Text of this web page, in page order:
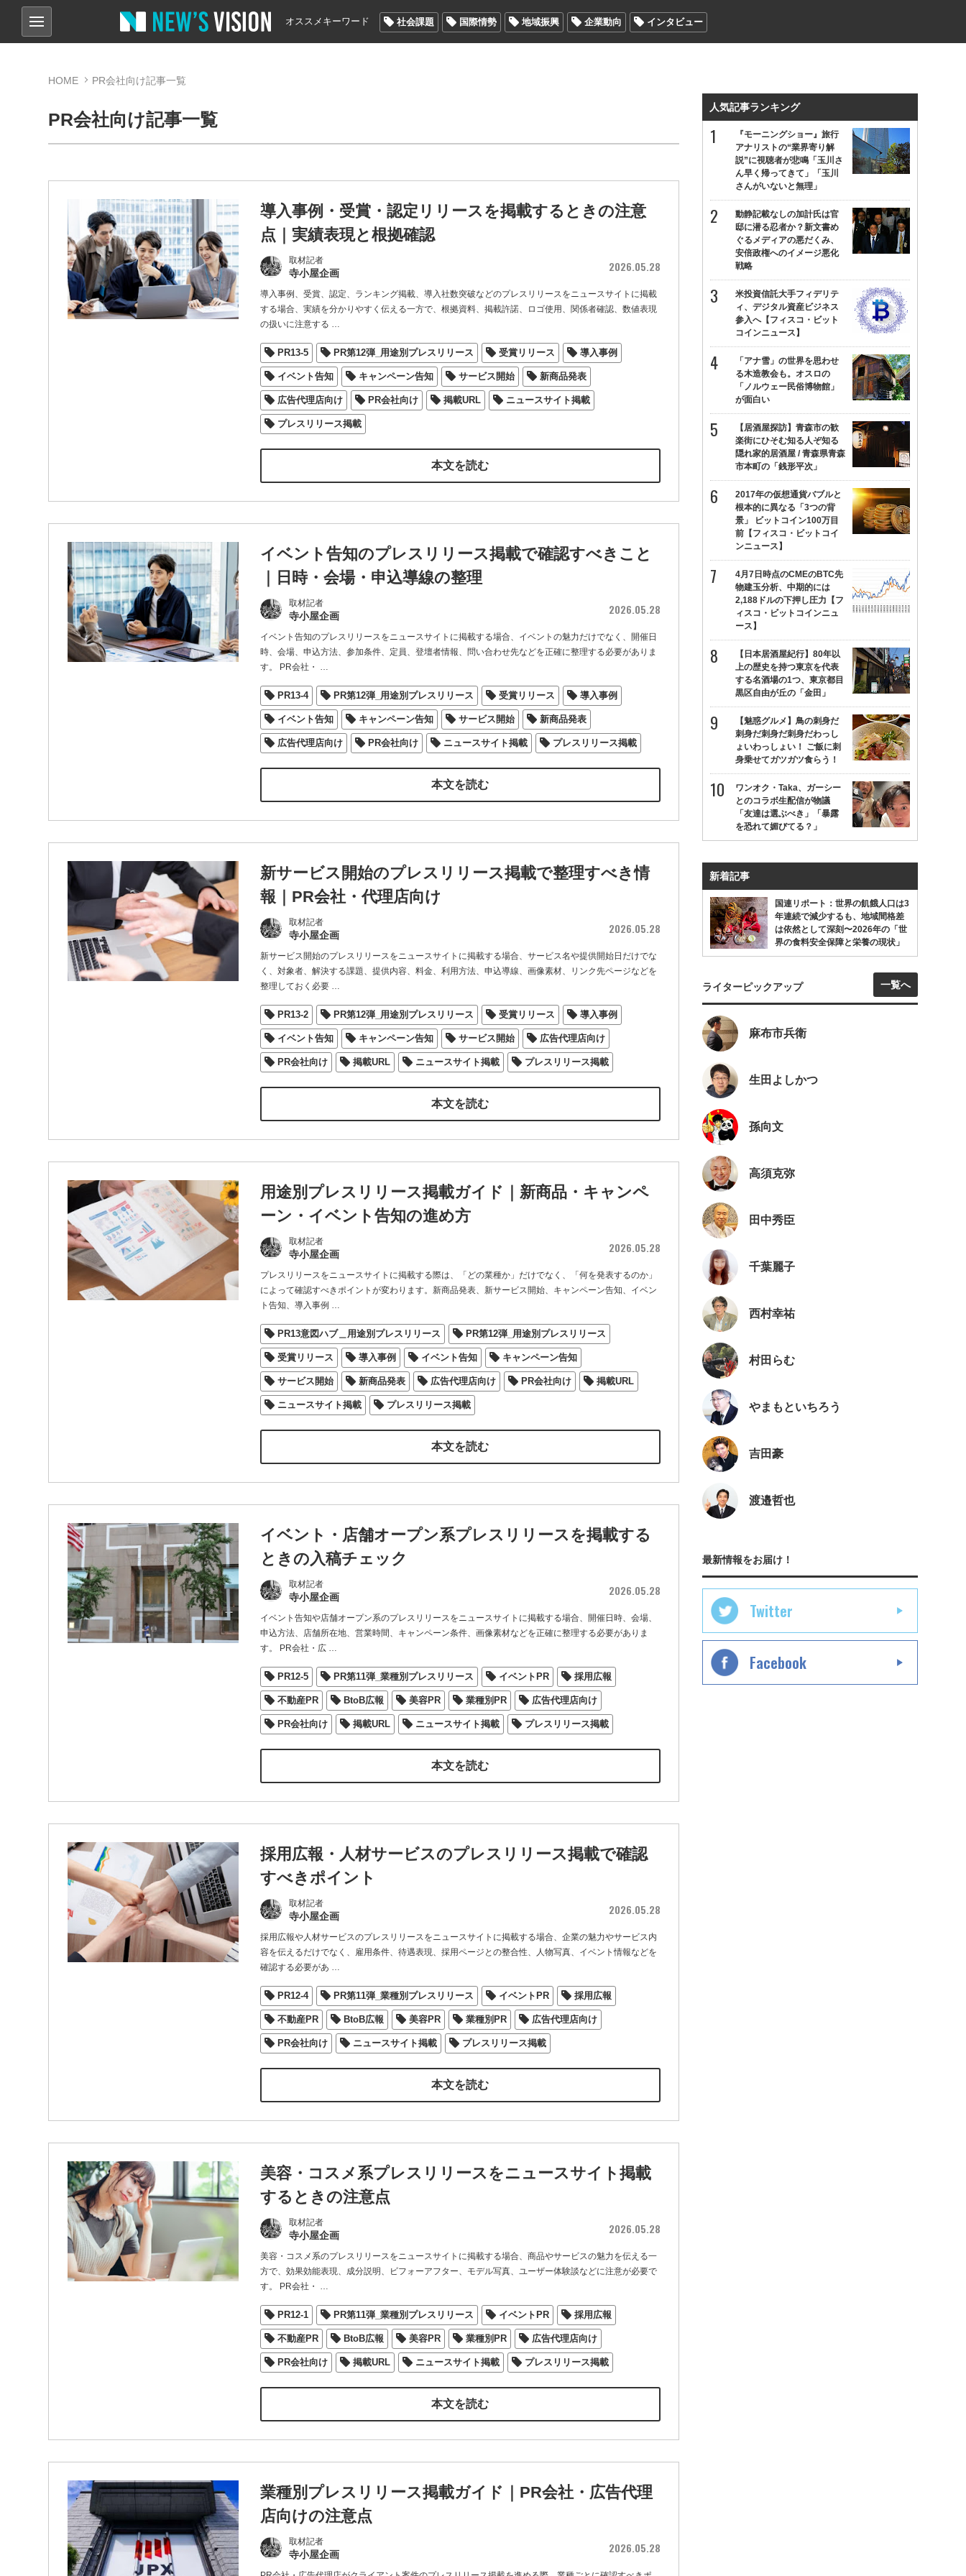
オススメキーワード 社会課題 国際情勢 地域振興 企業動向 インタビュー
HOME PR会社向け記事一覧
PR会社向け記事一覧
導入事例・受賞・認定リリースを掲載するときの注意
点｜実績表現と根拠確認
取材記者
寺小屋企画 2026.05.28
導入事例、受賞、認定、ランキング掲載、導入社数突破などのプレスリリースをニュースサイトに掲載
する場合、実績を分かりやすく伝える一方で、根拠資料、掲載許諾、ロゴ使用、関係者確認、数値表現
の扱いに注意する …
PR13-5 PR第12弾_用途別プレスリリース 受賞リリース 導入事例
イベント告知 キャンペーン告知 サービス開始 新商品発表
広告代理店向け PR会社向け 掲載URL ニュースサイト掲載
プレスリリース掲載
本文を読む
イベント告知のプレスリリース掲載で確認すべきこと
｜日時・会場・申込導線の整理
取材記者
寺小屋企画 2026.05.28
イベント告知のプレスリリースをニュースサイトに掲載する場合、イベントの魅力だけでなく、開催日
時、会場、申込方法、参加条件、定員、登壇者情報、問い合わせ先などを正確に整理する必要がありま
す。 PR会社・
…
PR13-4 PR第12弾_用途別プレスリリース 受賞リリース 導入事例
イベント告知 キャンペーン告知 サービス開始 新商品発表
広告代理店向け PR会社向け ニュースサイト掲載 プレスリリース掲載
本文を読む
新サービス開始のプレスリリース掲載で整理すべき情
報｜PR会社・代理店向け
取材記者
寺小屋企画 2026.05.28
新サービス開始のプレスリリースをニュースサイトに掲載する場合、サービス名や提供開始日だけでな
く、対象者、解決する課題、提供内容、料金、利用方法、申込導線、画像素材、リンク先ページなどを
整理しておく必要…
PR13-2 PR第12弾_用途別プレスリリース 受賞リリース 導入事例
イベント告知 キャンペーン告知 サービス開始 広告代理店向け
PR会社向け 掲載URL ニュースサイト掲載 プレスリリース掲載
本文を読む
用途別プレスリリース掲載ガイド｜新商品・キャンペ
ーン・イベント告知の進め方
取材記者
寺小屋企画 2026.05.28
プレスリリースをニュースサイトに掲載する際は、「どの業種か」だけでなく、「何を発表するのか」
によって確認すべきポイントが変わります。新商品発表、新サービス開始、キャンペーン告知、イベン
ト告知、導入事例 …
PR13意図ハブ＿用途別プレスリリース PR第12弾_用途別プレスリリース
受賞リリース 導入事例 イベント告知 キャンペーン告知
サービス開始 新商品発表 広告代理店向け PR会社向け 掲載URL
ニュースサイト掲載 プレスリリース掲載
本文を読む
イベント・店舗オープン系プレスリリースを掲載する
ときの入稿チェック
取材記者
寺小屋企画 2026.05.28
イベント告知や店舗オープン系のプレスリリースをニュースサイトに掲載する場合、開催日時、会場、
申込方法、店舗所在地、営業時間、キャンペーン条件、画像素材などを正確に整理する必要がありま
す。 PR会社・広…
PR12-5 PR第11弾_業種別プレスリリース イベントPR 採用広報
不動産PR BtoB広報 美容PR 業種別PR 広告代理店向け
PR会社向け 掲載URL ニュースサイト掲載 プレスリリース掲載
本文を読む
採用広報・人材サービスのプレスリリース掲載で確認
すべきポイント
取材記者
寺小屋企画 2026.05.28
採用広報や人材サービスのプレスリリースをニュースサイトに掲載する場合、企業の魅力やサービス内
容を伝えるだけでなく、雇用条件、待遇表現、採用ページとの整合性、人物写真、イベント情報などを
確認する必要があ …
PR12-4 PR第11弾_業種別プレスリリース イベントPR 採用広報
不動産PR BtoB広報 美容PR 業種別PR 広告代理店向け
PR会社向け ニュースサイト掲載 プレスリリース掲載
本文を読む
美容・コスメ系プレスリリースをニュースサイト掲載
するときの注意点
取材記者
寺小屋企画 2026.05.28
美容・コスメ系のプレスリリースをニュースサイトに掲載する場合、商品やサービスの魅力を伝える一
方で、効果効能表現、成分説明、ビフォーアフター、モデル写真、ユーザー体験談などに注意が必要で
す。 PR会社・
…
PR12-1 PR第11弾_業種別プレスリリース イベントPR 採用広報
不動産PR BtoB広報 美容PR 業種別PR 広告代理店向け
PR会社向け 掲載URL ニュースサイト掲載 プレスリリース掲載
本文を読む
業種別プレスリリース掲載ガイド｜PR会社・広告代理
店向けの注意点
取材記者
寺小屋企画 2026.05.28
人気記事ランキング
『モーニングショー』旅行
アナリストの“業界寄り解
説”に視聴者が悲鳴「玉川さ
ん早く帰ってきて」「玉川
さんがいないと無理」
動静記載なしの加計氏は官
邸に潜る忍者か？新文書め
ぐるメディアの悪だくみ、
安倍政権へのイメージ悪化
戦略
米投資信託大手フィデリテ
ィ、デジタル資産ビジネス
参入へ【フィスコ・ビット
コインニュース】
「アナ雪」の世界を思わせ
る木造教会も。オスロの
「ノルウェー民俗博物館」
が面白い
【居酒屋探訪】青森市の歓
楽街にひそむ知る人ぞ知る
隠れ家的居酒屋 / 青森県青森
市本町の「銭形平次」
2017年の仮想通貨バブルと
根本的に異なる「3つの背
景」 ビットコイン100万目
前【フィスコ・ビットコイ
ンニュース】
4月7日時点のCMEのBTC先
物建玉分析、中期的には
2,188ドルの下押し圧力【フ
ィスコ・ビットコインニュ
ース】
【日本居酒屋紀行】80年以
上の歴史を持つ東京を代表
する名酒場の1つ、東京都目
黒区自由が丘の「金田」
【魅惑グルメ】鳥の刺身だ
刺身だ刺身だ刺身だわっし
ょいわっしょい！ ご飯に刺
身乗せてガツガツ食らう！
ワンオク・Taka、ガーシー
とのコラボ生配信が物議
「友達は選ぶべき」「暴露
を恐れて媚びてる？」
新着記事
国連リポート：世界の飢餓人口は3
年連続で減少するも、地域間格差
は依然として深刻〜2026年の「世
界の食料安全保障と栄養の現状」
ライターピックアップ 一覧へ
麻布市兵衛
生田よしかつ
孫向文
高須克弥
田中秀臣
千葉麗子
西村幸祐
村田らむ
やまもといちろう
吉田豪
渡邉哲也
最新情報をお届け！
Twitter
Facebook